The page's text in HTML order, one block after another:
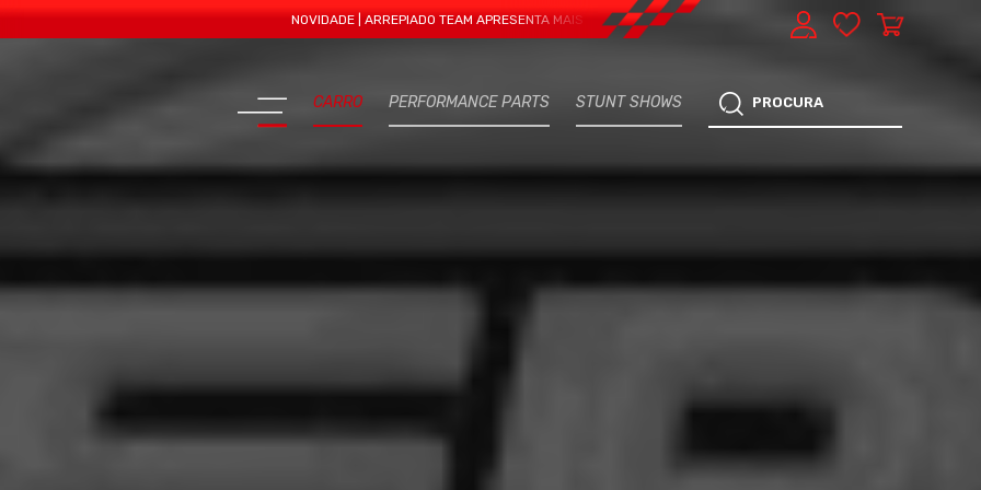
NOVIDADE | ARREPIADO TEAM APRESENTA MAIS UMA VERTENTE - EXPRESS CAR SERVICE, MANUTENÇÃO DO TEU CARRO
CARRO PERFORMANCE PARTS STUNT SHOWS